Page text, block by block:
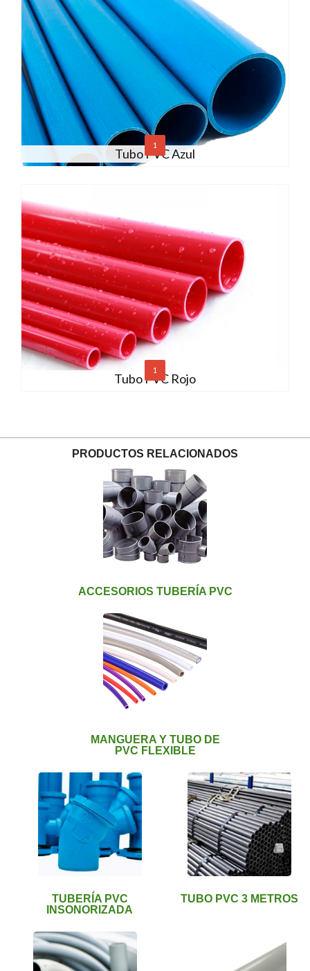
Tubo PVC Azul
1
Tubo PVC Rojo
1
PRODUCTOS RELACIONADOS
ACCESORIOS TUBERÍA PVC
MANGUERA Y TUBO DE
PVC FLEXIBLE
TUBERÍA PVC
INSONORIZADA
TUBO PVC 3 METROS